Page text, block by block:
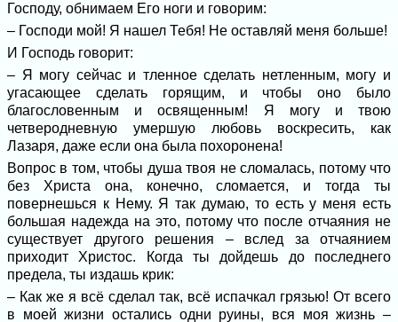
Господу, обнимаем Его ноги и говорим:
– Господи мой! Я нашел Тебя! Не оставляй меня больше!
И Господь говорит:
– Я могу сейчас и тленное сделать нетленным, могу и
угасающее сделать горящим, и чтобы оно было
благословенным и освященным! Я могу и твою
четверодневную умершую любовь воскресить, как
Лазаря, даже если она была похоронена!
Вопрос в том, чтобы душа твоя не сломалась, потому что
без Христа она, конечно, сломается, и тогда ты
повернешься к Нему. Я так думаю, то есть у меня есть
большая надежда на это, потому что после отчаяния не
существует другого решения – вслед за отчаянием
приходит Христос. Когда ты дойдешь до последнего
предела, ты издашь крик:
– Как же я всё сделал так, всё испачкал грязью! От всего
в моей жизни остались одни руины, вся моя жизнь –